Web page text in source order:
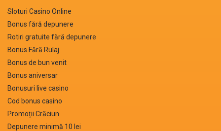
Sloturi Casino Online
Bonus fără depunere
Rotiri gratuite fără depunere
Bonus Fără Rulaj
Bonus de bun venit
Bonus aniversar
Bonusuri live casino
Cod bonus casino
Promoții Crăciun
Depunere minimă 10 lei